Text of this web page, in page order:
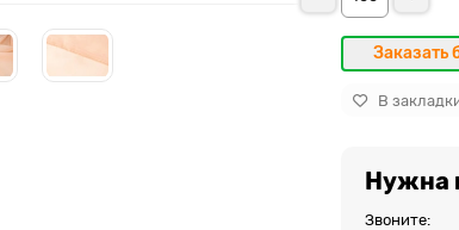
Заказать
В
Нужна
Звоните: